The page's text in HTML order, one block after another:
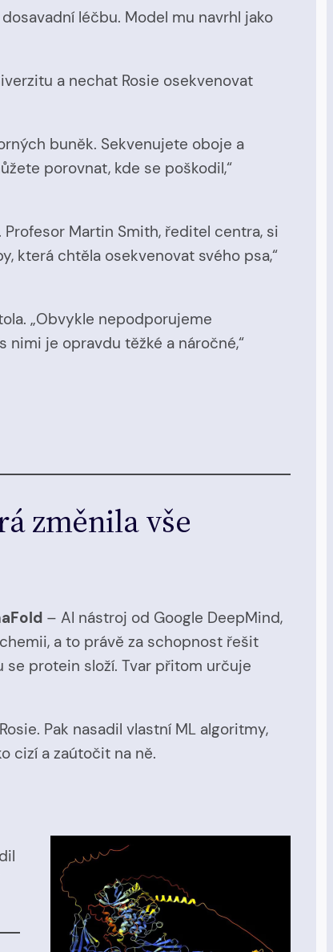
léčbu. Model mu navrhl jako
a nechat Rosie osekvenovat
buněk. Sekvenujete oboje a
porovnat, kde se poškodil,“
Martin Smith, ředitel centra, si
která chtěla osekvenovat svého psa,“
„Obvykle nepodporujeme
je opravdu těžké a náročné,“
změnila vše
– AI nástroj od Google DeepMind,
a to právě za schopnost řešit
se protein složí. Tvar přitom určuje
Pak nasadil vlastní ML algoritmy,
cizí a zaútočit na ně.